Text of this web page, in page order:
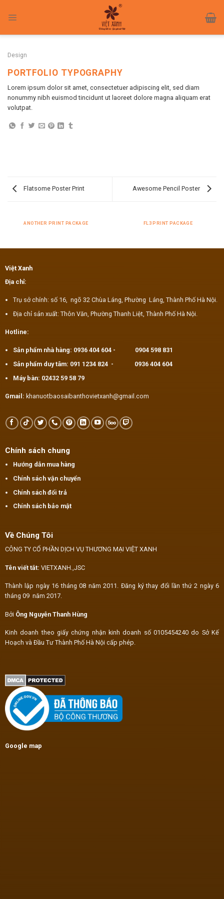
Design
PORTFOLIO TYPOGRAPHY
Lorem ipsum dolor sit amet, consectetuer adipiscing elit, sed diam
nonummy nibh euismod tincidunt ut laoreet dolore magna aliquam erat
volutpat.
Flatsome Poster Print Awesome Pencil Poster
ANOTHER PRINT PACKAGE FL3 PRINT PACKAGE
Việt Xanh
Địa chỉ:
Trụ sở chính: số 16, ngõ 32 Chùa Láng, Phường Láng, Thành Phố Hà Nội.
Địa chỉ sản xuất: Thôn Văn, Phường Thanh Liệt, Thành Phố Hà Nội.
Hotline:
Sản phẩm nhà hàng: 0936 404 604- 0904 598 831
Sản phẩm duy tâm: 091 1234 824 -
0936 404 604
Máy bàn: 02432 59 58 79
Gmail: khanuotbaosaibanthovietxanh@gmail.com
Chính sách chung
Hướng dẫn mua hàng
Chính sách vận chuyển
Chính sách đổi trả
Chính sách bảo mật
Về Chúng Tôi
CÔNG TY CỔ PHẦN DỊCH VỤ THƯƠNG MẠI VIỆT XANH
Tên viết tắt: VIETXANH.,JSC
Thành lập ngày 16 tháng 08 năm 2011. Đăng ký thay đổi lần thứ 2 ngày 6
tháng 09 năm 2017.
Bởi Ông Nguyễn Thanh Hùng
Kinh doanh theo giấy chứng nhận kinh doanh số 0105454240 do Sở Kế
Hoạch và Đầu Tư Thành Phố Hà Nội cấp phép.
Google map